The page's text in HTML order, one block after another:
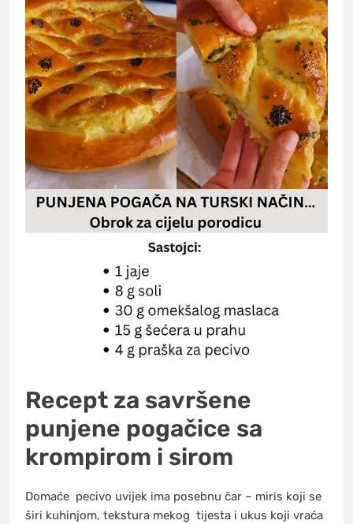
Recept za savršene
punjene pogačice sa
krompirom i sirom
Domaće pecivo uvijek ima posebnu čar – miris koji se
širi kuhinjom, tekstura mekog tijesta i ukus koji vraća